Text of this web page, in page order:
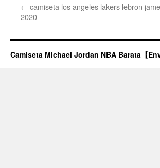
← camiseta los angeles lakers lebron
2020
Camiseta Michael Jordan NBA Barata【